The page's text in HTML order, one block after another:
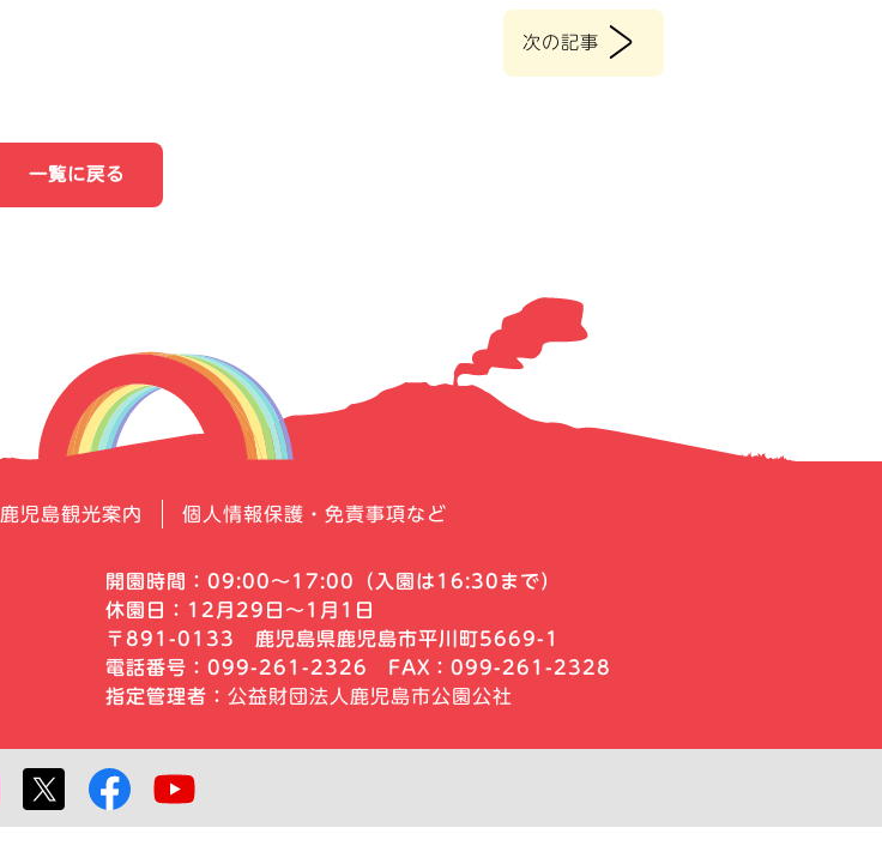
次の記事 >
一覧に戻る
鹿児島観光案内 個人情報保護・免責事項など
開園時間：09:00～17:00
（入園は16:30まで）
休園日：12月29日～1月1日
〒891-0133 鹿児島県鹿児島市平川町5669-1
電話番号：099-261-2326 FAX：099-261-2328
指定管理者： 公益財団法人鹿児島市公園公社